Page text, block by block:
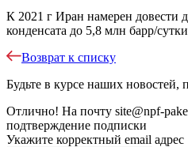
К 2021 г Иран намерен довести
конденсата до 5,8 млн барр/
Возврат к списку
Будьте в курсе наших новостей,
Отлично! На почту site@npf-
подтверждение подписки
Укажите корректный email адрес